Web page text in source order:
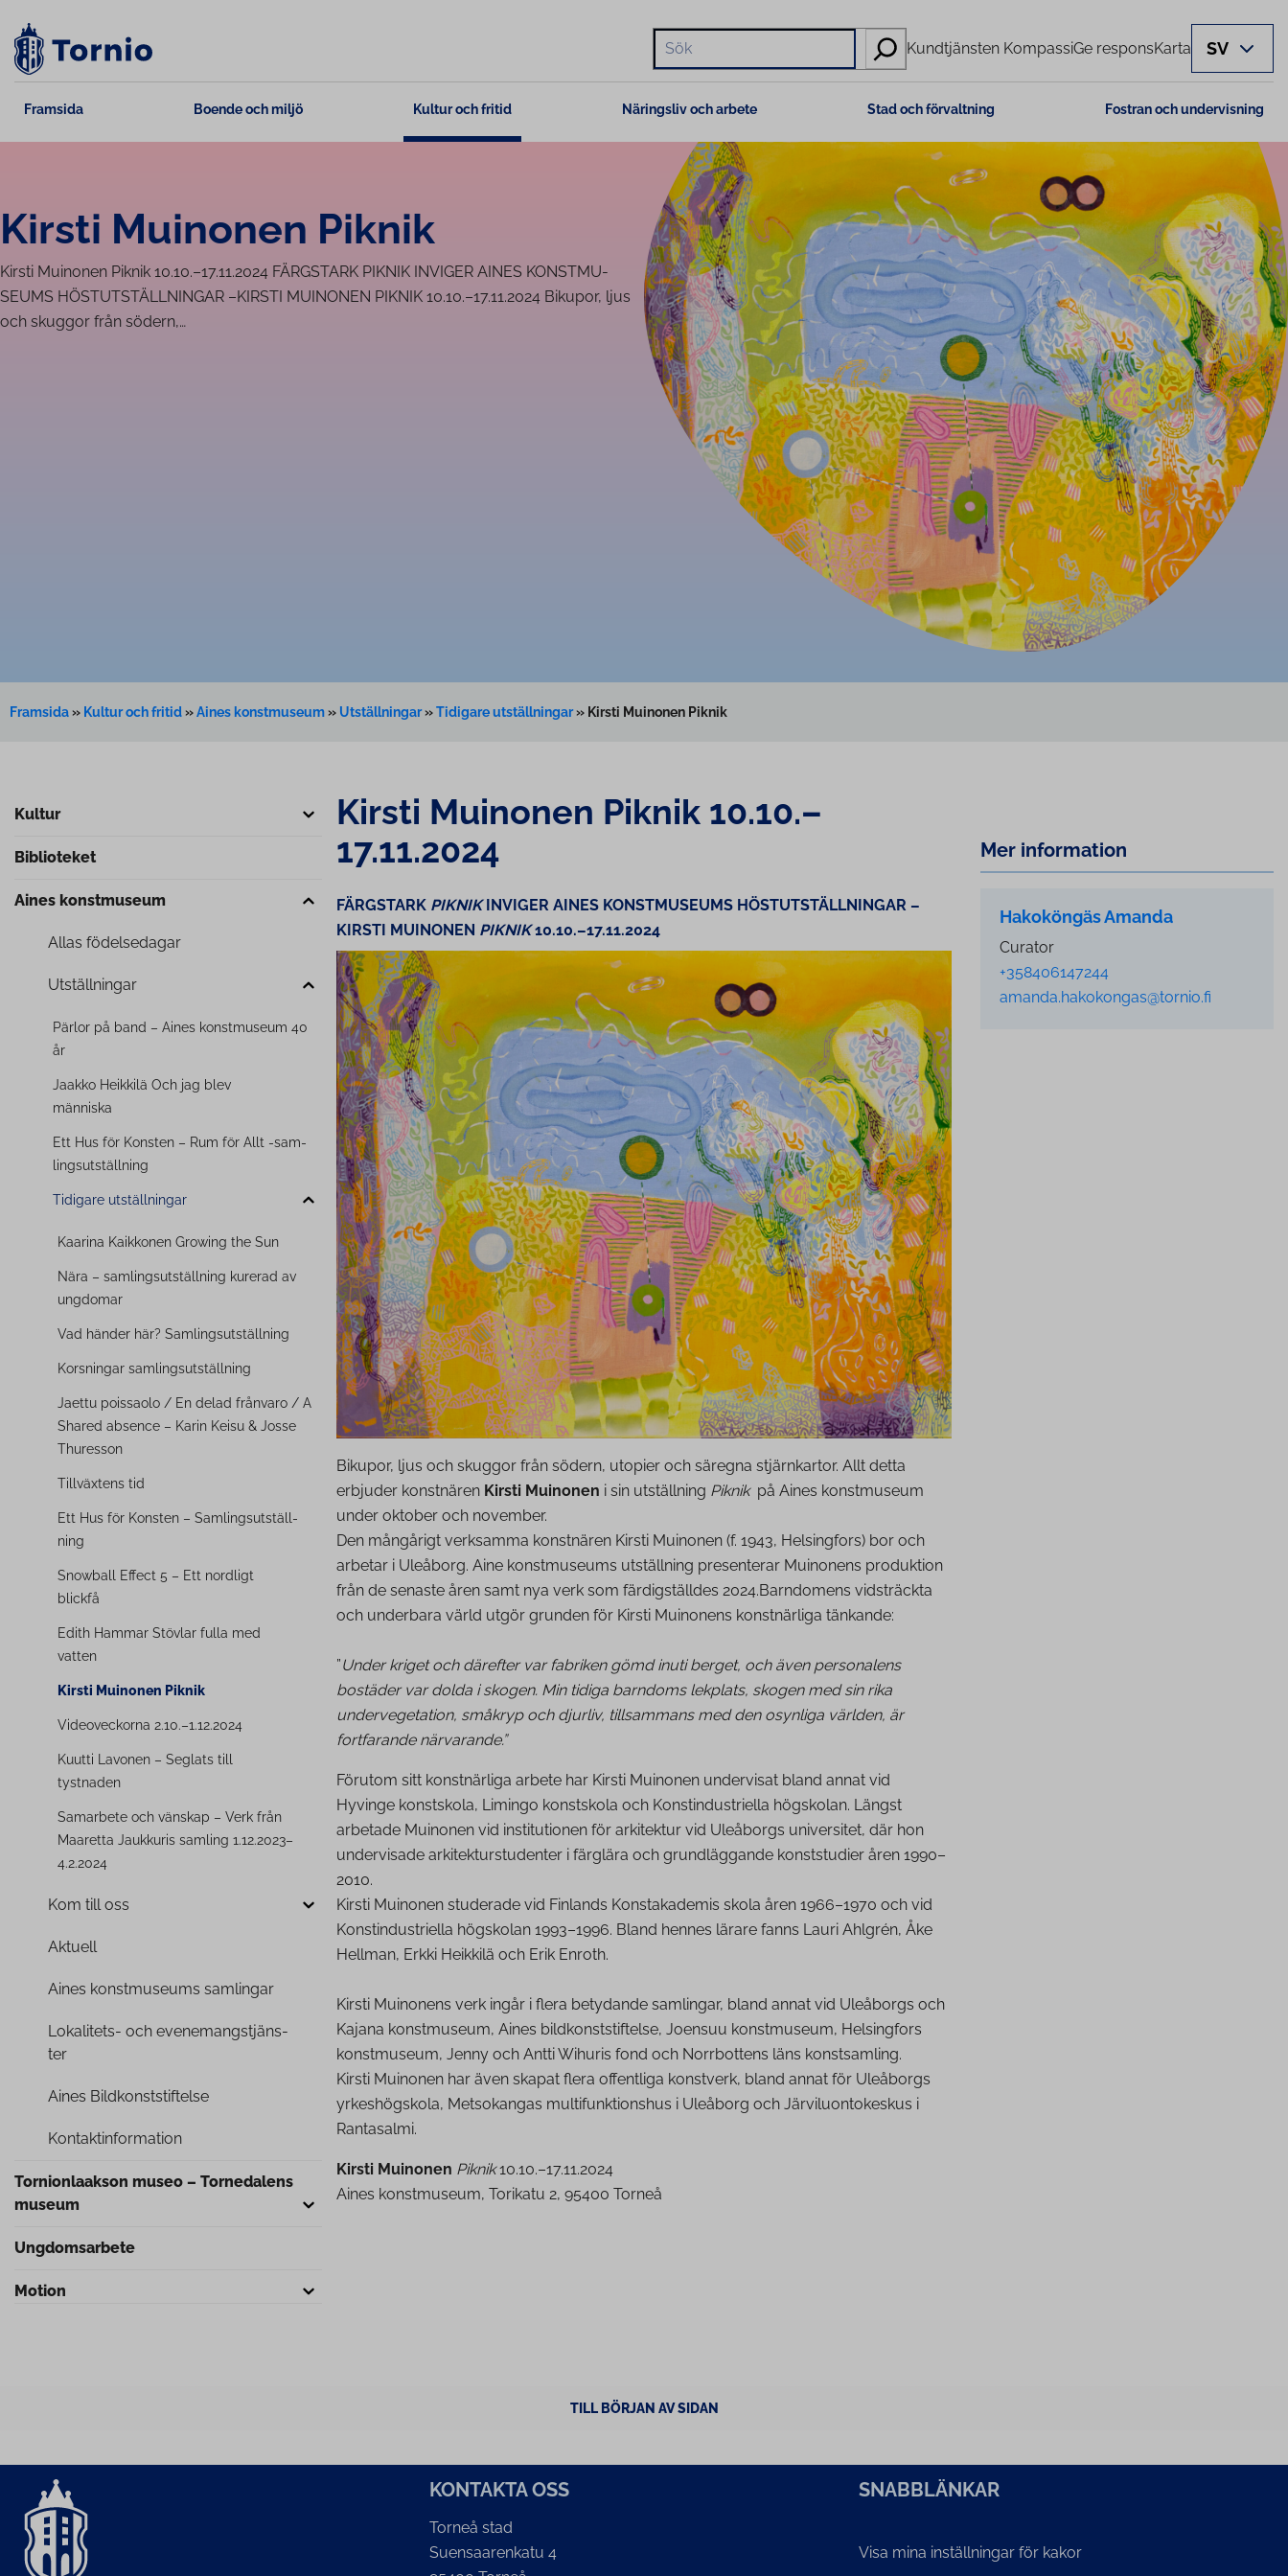
content
Hae
Kundtjänsten KompassiGe responsKarta SV
Framsida Boende och miljö Kultur och fritid Näringsliv och arbete Stad och förvaltning Fostran och undervisning
Kirsti Muinonen Piknik
Kirsti Muinonen Piknik 10.10.–17.11.2024 FÄRGSTARK PIKNIK INVIGER AINES KONST­MU­
SEUMS HÖSTUT­STÄLL­NING­AR –KIRSTI MUINONEN PIKNIK 10.10.–17.11.2024 Bikupor, ljus
och skuggor från södern,…
Framsida» Kultur och fritid»Aines konstmuseum» Utställningar»Tidigare utställningar» Kirsti Muinonen Piknik
Kultur
Biblioteket
Aines konstmuseum
Allas fö­del­se­da­gar
Uts­täll­nin­gar
Pärlor på band – Aines konstmuseum 40
år
Jaakko Heikkilä Och jag blev
människa
Ett Hus för Konsten – Rum för Allt -sam­
ling­suts­täll­ning
Tidigare uts­täll­nin­gar
Kaarina Kaikkonen Growing the Sun
Nära – sam­ling­suts­täll­ning kurerad av
ungdomar
Vad händer här? Sam­ling­suts­täll­ning
Korsningar sam­ling­suts­täll­ning
Jaettu poissaolo / En delad frånvaro / A
Shared absence – Karin Keisu & Josse
Thuresson
Tillväxtens tid
Ett Hus för Konsten – Sam­lings­ut­ställ­
ning
Snowball Effect 5 – Ett nordligt
blickfå
Edith Hammar Stövlar fulla med
vatten
Kirsti Muinonen Piknik
Vi­deo­vec­kor­na 2.10.–1.12.2024
Kuutti Lavonen – Seglats till
tystnaden
Samarbete och vänskap – Verk från
Maaretta Jaukkuris samling 1.12.2023–
4.2.2024
Kom till oss
Aktuell
Aines konst­museums samlingar
Lokalitets- och eve­ne­mangst­jäns­
ter
Aines Bild­konsts­tif­tel­se
Kon­tak­tin­for­ma­tion
Tor­nion­laak­son museo – Tornedalens
museum
Ung­dom­sar­be­te
Motion
Kirsti Muinonen Piknik 10.10.–
17.11.2024
FÄRGSTARK PIKNIKINVIGER AINES KONST­MU­SEUMS HÖSTUT­STÄLL­NING­AR –
KIRSTI MUINONEN PIKNIK10.10.–17.11.2024
Bikupor, ljus och skuggor från södern, utopier och säregna stjärnkartor. Allt detta
erbjuder konstnären Kirsti Muinonen i sin utställning Piknik på Aines konstmuseum
under oktober och november.
Den mångårigt verksamma konstnären Kirsti Muinonen (f. 1943, Helsingfors) bor och
arbetar i Uleåborg. Aine konstmuseums utställning presenterar Muinonens produktion
från de senaste åren samt nya verk som färdigställdes 2024.Barndomens vidsträckta
och underbara värld utgör grunden för Kirsti Muinonens konstnärliga tänkande:
”Under kriget och därefter var fabriken gömd inuti berget, och även personalens
bostäder var dolda i skogen. Min tidiga barndoms lekplats, skogen med sin rika
undervegetation, småkryp och djurliv, tillsammans med den osynliga världen, är
fortfarande närvarande.”
Förutom sitt konstnärliga arbete har Kirsti Muinonen undervisat bland annat vid
Hyvinge konstskola, Limingo konstskola och Konstindustriella högskolan. Längst
arbetade Muinonen vid institutionen för arkitektur vid Uleåborgs universitet, där hon
undervisade arkitekturstudenter i färglära och grundläggande konststudier åren 1990–
2010.
Kirsti Muinonen studerade vid Finlands Konstakademis skola åren 1966–1970 och vid
Konstindustriella högskolan 1993–1996. Bland hennes lärare fanns Lauri Ahlgrén, Åke
Hellman, Erkki Heikkilä och Erik Enroth.
Kirsti Muinonens verk ingår i flera betydande samlingar, bland annat vid Uleåborgs och
Kajana konstmuseum, Aines bildkonststiftelse, Joensuu konstmuseum, Helsingfors
konstmuseum, Jenny och Antti Wihuris fond och Norrbottens läns konstsamling.
Kirsti Muinonen har även skapat flera offentliga konstverk, bland annat för Uleåborgs
yrkeshögskola, Metsokangas multifunktionshus i Uleåborg och Järviluontokeskus i
Rantasalmi.
Kirsti Muinonen Piknik10.10.–17.11.2024
Aines konstmuseum, Torikatu 2, 95400 Torneå
Mer information
Hakoköngäs Amanda
Curator
+358406147244
amanda.hakokongas@tornio.fi
TILL BÖRJAN AV SIDAN
KONTAKTA OSS
Torneå stad
Suensaarenkatu 4
SNABBLÄNKAR
Visa mina inställningar för kakor